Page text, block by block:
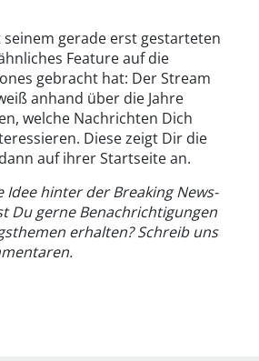
gerade erst gestarteten
Feature auf die
gebracht hat: Der Stream
anhand über die Jahre
welche Nachrichten Dich
Diese zeigt Dir die
auf ihrer Startseite an.
Idee hinter der Breaking News-
Du gerne Benachrichtigungen
erhalten? Schreib uns